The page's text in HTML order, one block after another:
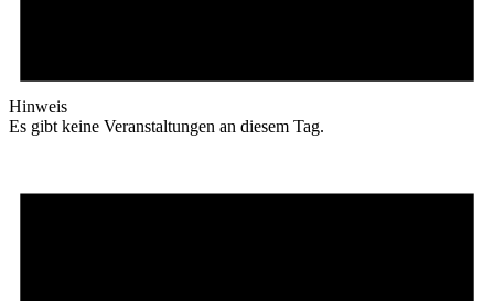
Hinweis
Es gibt keine Veranstaltungen an diesem Tag.